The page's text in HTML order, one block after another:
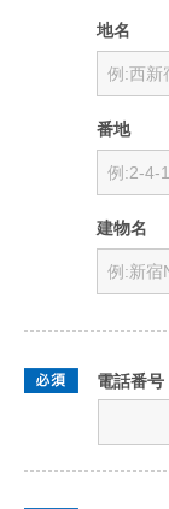
地名
番地
建物名
電話番号